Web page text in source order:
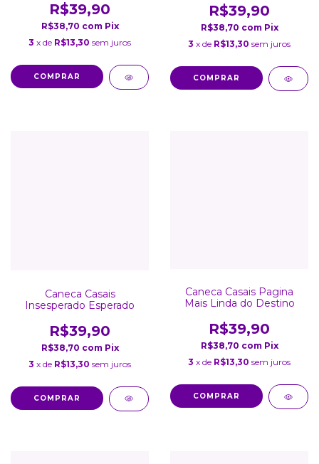
R$39,90
R$38,70 com Pix
3 x de R$13,30 sem juros
COMPRAR
R$39,90
R$38,70 com Pix
3 x de R$13,30 sem juros
COMPRAR
Caneca Casais
Insesperado Esperado
R$39,90
R$38,70 com Pix
3 x de R$13,30 sem juros
COMPRAR
Caneca Casais Pagina
Mais Linda do Destino
R$39,90
R$38,70 com Pix
3 x de R$13,30 sem juros
COMPRAR